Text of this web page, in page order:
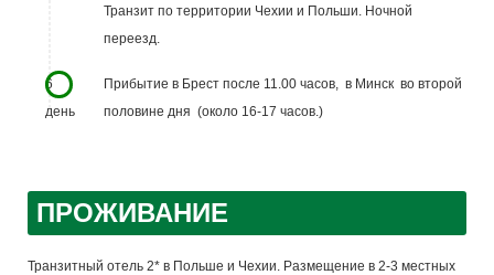
Транзит по территории Чехии и Польши. Ночной
переезд.
6
день
Прибытие в Брест после 11.00 часов, в Минск во второй
половине дня (около 16-17 часов.)
ПРОЖИВАНИЕ
Транзитный отель 2* в Польше и Чехии. Размещение в 2-3 местных